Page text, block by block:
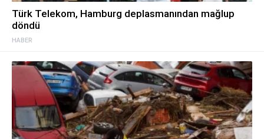
HABER
Türk Telekom, Hamburg deplasmanından mağlup
döndü